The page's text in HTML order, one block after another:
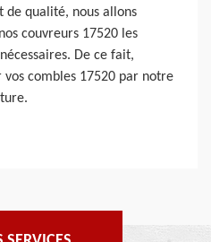
de qualité, nous allons
couvreurs 17520 les
De ce fait,
vos combles 17520 par notre